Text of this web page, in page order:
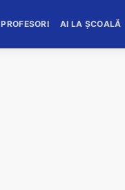
PROFESORI AI LA ȘCOALĂ